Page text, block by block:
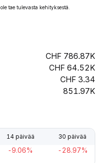
tae tulevasta kehityksestä.
786.87K
64.52K
3.34
851.97K
14 päivää 30 päivää
-9.06% -28.97%